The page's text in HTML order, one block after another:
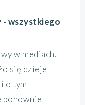
- wszystkiego
w mediach,
się dzieje
o tym
ponownie